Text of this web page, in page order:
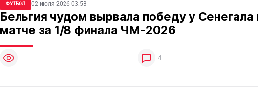
ФУТБОЛ 02 июля 2026 03:53
Бельгия чудом вырвала победу у Сенегала
матче за 1/8 финала ЧМ-2026
4